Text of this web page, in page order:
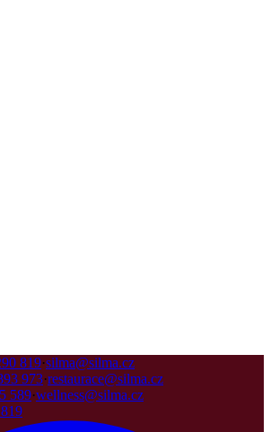
819·silma@silma.cz
973·restaurace@silma.cz
589·wellness@silma.cz